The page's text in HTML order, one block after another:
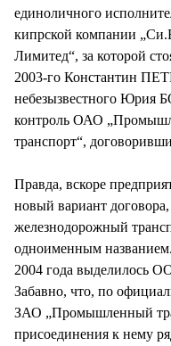
единоличного
кипрской компании
Лимитед“, за которой
2003-го Константин
небезызвестного
контроль ОАО
транспорт“,
Правда, вскоре
новый вариант
железнодорожный
одноименным
2004 года выделилось
Забавно, что, по
ЗАО „Промышленный
присоединения к нему